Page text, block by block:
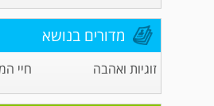
מדורים בנושא
זוגיות ואהבה חיי